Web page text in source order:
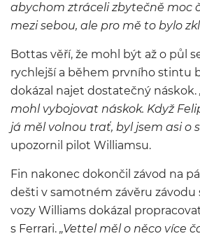
abychom ztráceli zbytečně moc
mezi sebou, ale pro mě to bylo
Bottas věří, že mohl být až o půl
rychlejší a během prvního stintu
dokázal najet dostatečný náskok.
mohl vybojovat náskok. Když
já měl volnou trať, byl jsem asi o
upozornil pilot Williamsu.
Fin nakonec dokončil závod na
dešti v samotném závěru závodu
vozy Williams dokázal
s Ferrari. „Vettel měl o něco více